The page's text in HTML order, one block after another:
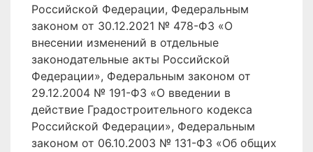
Российской Федерации, Федеральным
законом от 30.12.2021 № 478-ФЗ «О
внесении изменений в отдельные
законодательные акты Российской
Федерации», Федеральным законом от
29.12.2004 № 191-ФЗ «О введении в
действие Градостроительного кодекса
Российской Федерации», Федеральным
законом от 06.10.2003 № 131-ФЗ «Об общих